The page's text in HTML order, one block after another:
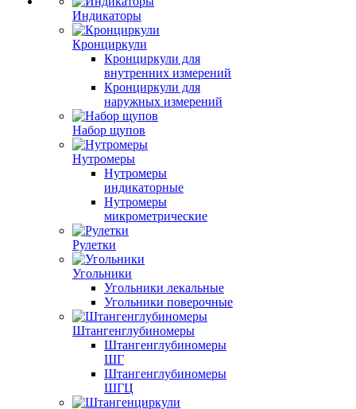
Индикаторы
Кронциркули
Кронциркули для
внутренних измерений
Кронциркули для
наружных измерений
Набор щупов
Нутромеры
Нутромеры
индикаторные
Нутромеры
микрометрические
Рулетки
Угольники
Угольники лекальные
Угольники поверочные
Штангенглубиномеры
Штангенглубиномеры
ШГ
Штангенглубиномеры
ШГЦ